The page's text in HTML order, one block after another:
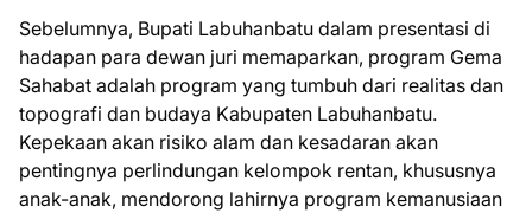
Sebelumnya, Bupati Labuhanbatu dalam presentasi di
hadapan para dewan juri memaparkan, program Gema
Sahabat adalah program yang tumbuh dari realitas dan
topografi dan budaya Kabupaten Labuhanbatu.
Kepekaan akan risiko alam dan kesadaran akan
pentingnya perlindungan kelompok rentan, khususnya
anak-anak, mendorong lahirnya program kemanusiaan